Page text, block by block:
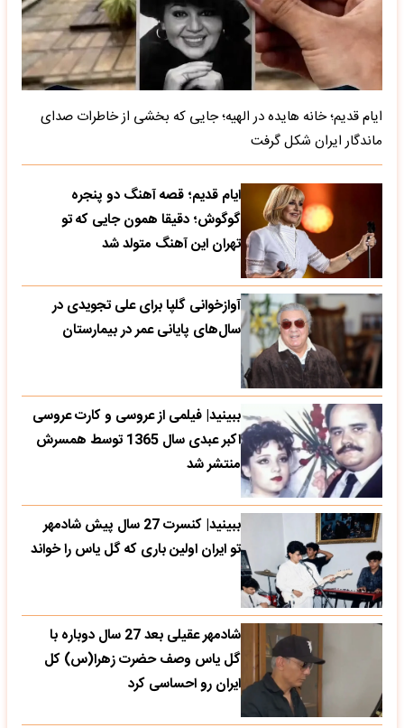
ایام قدیم؛ خانه هایده در الهیه؛ جایی که بخشی از خاطرات صدای
ماندگار ایران شکل گرفت
ایام قدیم؛ قصه آهنگ دو پنجره
گوگوش؛ دقیقا همون جایی که تو
تهران این آهنگ متولد شد
آوازخوانی گلپا برای علی تجویدی در
سال‌های پایانی عمر در بیمارستان
ببینید| فیلمی از عروسی و کارت عروسی
اکبر عبدی سال 1365 توسط همسرش
منتشر شد
ببینید| کنسرت 27 سال پیش شادمهر
تو ایران اولین باری که گل یاس را خواند
شادمهر عقیلی بعد 27 سال دوباره با
گل یاس وصف حضرت زهرا(س) کل
ایران رو احساسی کرد